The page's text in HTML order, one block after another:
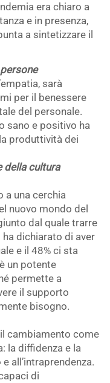
era chiaro a
e in presenza,
a sintetizzare il
sarà
per il benessere
del personale.
sano e positivo ha
produttività dei
della cultura
a una cerchia
nuovo mondo del
dal quale trarre
dichiarato di aver
e il 48% ci sta
un potente
permette a
il supporto
bisogno.
cambiamento come
la diffidenza e la
all’intraprendenza.
di